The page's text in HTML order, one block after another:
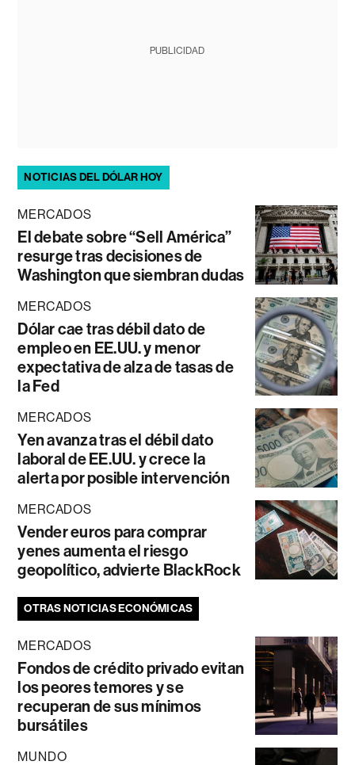
PUBLICIDAD
NOTICIAS DEL DÓLAR HOY
MERCADOS
El debate sobre “Sell América”
resurge tras decisiones de
Washington que siembran dudas
MERCADOS
Dólar cae tras débil dato de
empleo en EE.UU. y menor
expectativa de alza de tasas de
la Fed
MERCADOS
Yen avanza tras el débil dato
laboral de EE.UU. y crece la
alerta por posible intervención
MERCADOS
Vender euros para comprar
yenes aumenta el riesgo
geopolítico, advierte BlackRock
OTRAS NOTICIAS ECONÓMICAS
MERCADOS
Fondos de crédito privado evitan
los peores temores y se
recuperan de sus mínimos
bursátiles
MUNDO